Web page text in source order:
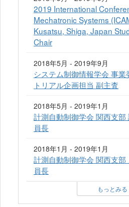
2019 International
Mechatronic Systems
Kusatsu, Shiga, Japan
Chair
2018年5月 - 2019年9月
システム制御情報学会 事
トリアル企画担当 副主査
2018年5月 - 2019年1月
計測自動制御学会 関西支
員長
2018年1月 - 2019年1月
計測自動制御学会 関西支
員長
もっとみる